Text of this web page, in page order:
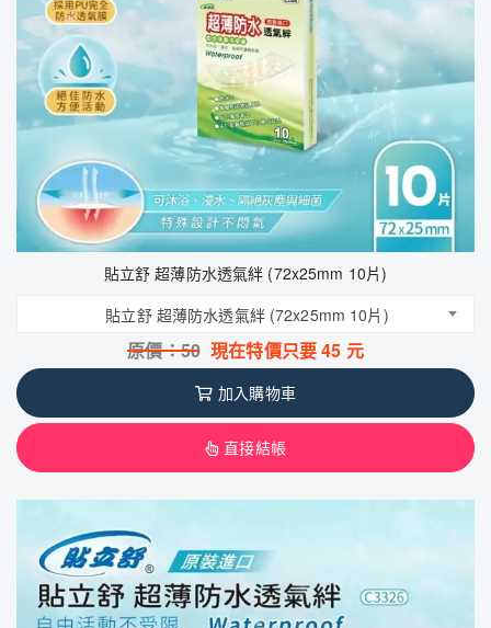
貼立舒 超薄防水透氣絆 (72x25mm 10片)
貼立舒 超薄防水透氣絆 (72x25mm 10片)
原價：50 現在特價只要45 元
加入購物車
直接結帳